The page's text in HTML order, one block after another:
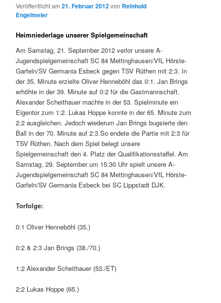
Veröffentlicht am21. Februar 2012von Reinhold
Engelmeier
Heimniederlage unserer Spielgemeinschaft
Am Samstag, 21. September 2012 verlor unsere A-
Jugendspielgemeinschaft SC 84 Mettinghausen/VfL Hörste-
Garfeln/SV Germania Esbeck gegen TSV Rüthen mit 2:3. In
der 35. Minute erzielte Oliver Henneböhl das 0:1. Jan Brings
erhöhte in der 39. Minute auf 0:2 für die Gastmannschaft.
Alexander Scheithauer machte in der 53. Spielminute ein
Eigentor zum 1:2. Lukas Hoppe konnte in der 65. Minute zum
2:2 ausgleichen. Jedoch wiederum Jan Brings bugsierte den
Ball in der 70. Minute auf 2:3.So endete die Partie mit 2:3 für
TSV Rüthen. Nach dem Spiel belegt unsere
Spielgemeinschaft den 4. Platz der Qualifikationsstaffel. Am
Samstag, 29. September um 15:30 Uhr spielt unsere A-
Jugendspielgemeinschaft SC 84 Mettinghausen/VfL Hörste-
Garfeln/SV Germania Esbeck bei SC Lippstadt DJK.
Torfolge:
0:1 Oliver Henneböhl (35.)
0:2 & 2:3 Jan Brings (38./70.)
1:2 Alexander Scheithauer (53./ET)
2:2 Lukas Hoppe (65.)